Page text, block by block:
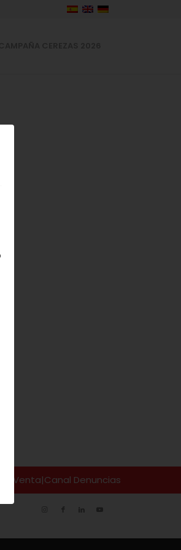
Venta|Canal Denuncias